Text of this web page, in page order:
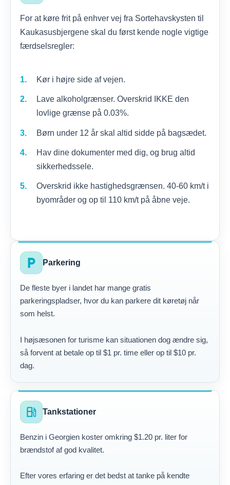
For at køre frit på enhver vej fra Sortehavskysten til
Kaukasusbjergene skal du først kende nogle vigtige
færdselsregler:
Kør i højre side af vejen.
Lave alkoholgrænser. Overskrid IKKE den
lovlige grænse på 0.03%.
Børn under 12 år skal altid sidde på bagsædet.
Hav dine dokumenter med dig, og brug altid
sikkerhedssele.
Overskrid ikke hastighedsgrænsen. 40-60 km/t i
byområder og op til 110 km/t på åbne veje.
local_parking Parkering
De fleste byer i landet har mange gratis
parkeringspladser, hvor du kan parkere dit køretøj når
som helst.
I højsæsonen for turisme kan situationen dog ændre sig,
så forvent at betale op til $1 pr. time eller op til $10 pr.
dag.
local_gas_station Tankstationer
Benzin i Georgien koster omkring $1.20 pr. liter for
brændstof af god kvalitet.
Efter vores erfaring er det bedst at tanke på kendte